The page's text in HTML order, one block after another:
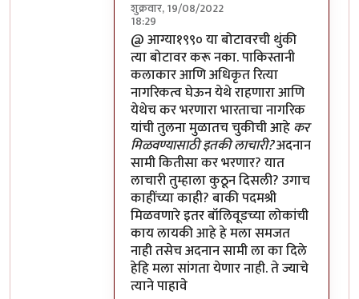
शुक्रवार, 19/08/2022
18:29
In reply toकर तर येथील कलाकारही भरतात.
@ आग्या१९९० या बोटावरची थुंकी
त्या बोटावर करू नका. पाकिस्तानी
कलाकार आणि अधिकृत रित्या
नागरिकत्व घेऊन येथे राहणारा आणि
येथेच कर भरणारा भारताचा नागरिक
यांची तुलना मुळातच चुकीची आहेकर
मिळवण्यासाठी इतकी लाचारी?अदनान
सामी कितीसा कर भरणार? यात
लाचारी तुम्हाला कुठून दिसली? उगाच
काहींच्या काही? बाकी पदमश्री
मिळवणारे इतर बॉलिवूडच्या लोकांची
काय लायकी आहे हे मला समजत
नाही तसेच अदनान सामी ला का दिले
हेहि मला सांगता येणार नाही. ते ज्याचे
त्याने पाहावे